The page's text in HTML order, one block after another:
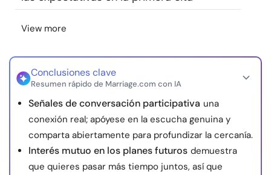
nosotros
© Copyright 2026. Todos los derechos reservados.
View more
Conclusiones clave
Resumen rápido de Marriage.com con IA
Señales de conversación participativa una
conexión real; apóyese en la escucha genuina y
comparta abiertamente para profundizar la cercanía.
Interés mutuo en los planes futuros demuestra
que quieres pasar más tiempo juntos, así que